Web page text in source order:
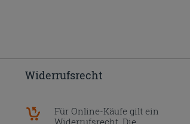
Widerrufsrecht
Für Online-Käufe gilt ein
Widerrufsrecht. Die